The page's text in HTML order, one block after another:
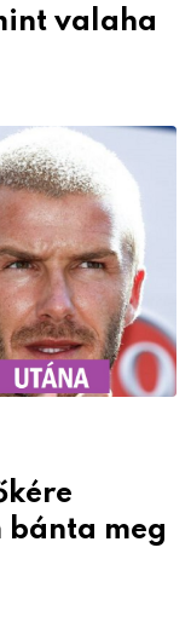
valaha
bánta meg